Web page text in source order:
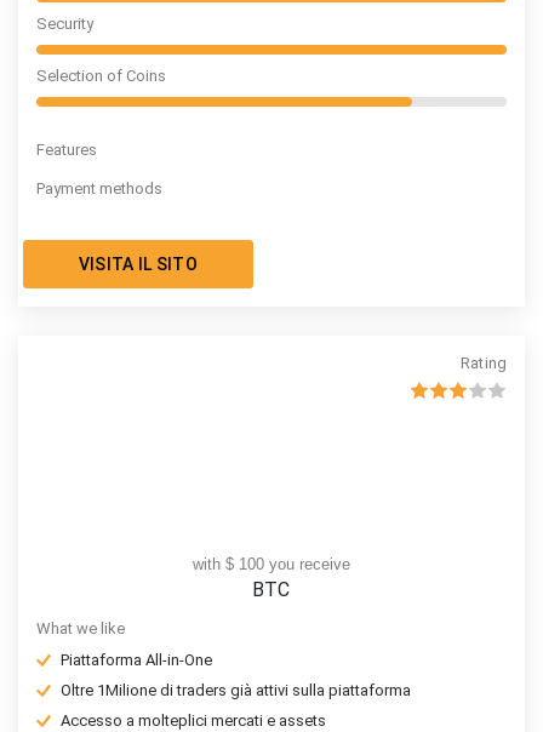
Security
Selection of Coins
Features
Payment methods
VISITA IL SITO
Rating
with $ 100 you receive
BTC
What we like
Piattaforma All-in-One
Oltre 1Milione di traders già attivi sulla piattaforma
Accesso a molteplici mercati e assets